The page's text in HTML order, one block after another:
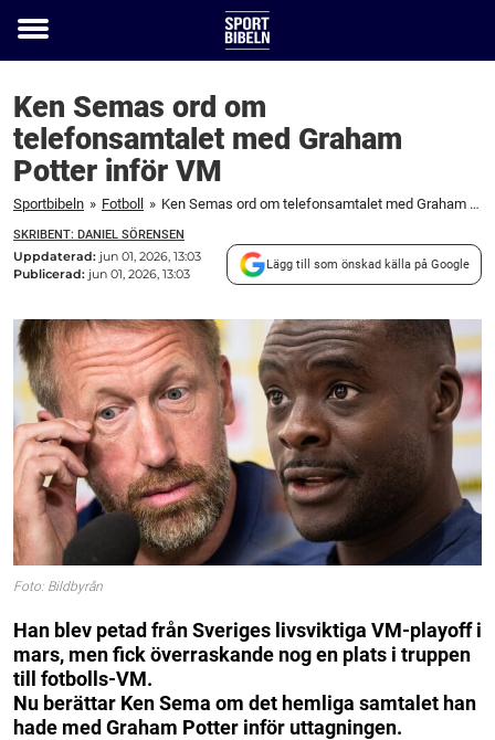
Toggle
Ken Semas ord om
telefonsamtalet med Graham
Potter inför VM
Sportbibeln » Fotboll » Ken Semas ord om telefonsamtalet med Graham Potter inför VM
SKRIBENT: DANIEL SÖRENSEN
Uppdaterad: jun 01, 2026, 13:03
Publicerad: jun 01, 2026, 13:03
Lägg till som önskad källa på Google
Foto: Bildbyrån
Han blev petad från Sveriges livsviktiga VM-playoff i
mars, men fick överraskande nog en plats i truppen
till fotbolls-VM.
Nu berättar Ken Sema om det hemliga samtalet han
hade med Graham Potter inför uttagningen.